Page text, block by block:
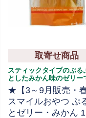
取寄せ商品
スティックタイプのぷる
としたみかん味のゼリー
★【3～9月販売・春
スマイルおやつ ぷ
とゼリー・みかん